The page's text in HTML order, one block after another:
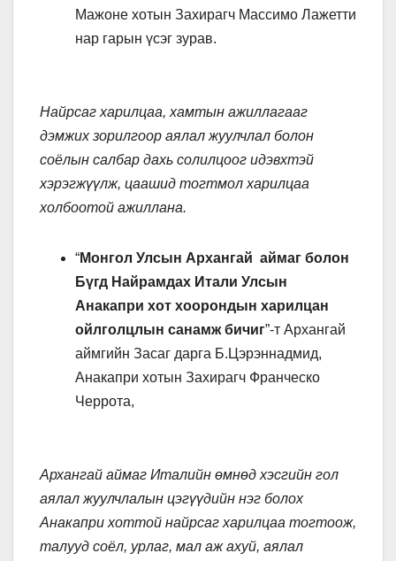
Мажоне хотын Захирагч Массимо Лажетти
нар гарын үсэг зурав.
Найрсаг харилцаа, хамтын ажиллагааг
дэмжих зорилгоор аялал жуулчлал болон
соёлын салбар дахь солилцоог идэвхтэй
хэрэгжүүлж, цаашид тогтмол харилцаа
холбоотой ажиллана.
“Монгол Улсын Архангай аймаг болон
Бүгд Найрамдах Итали Улсын
Анакапри хот хоорондын харилцан
ойлголцлын санамж бичиг”-т Архангай
аймгийн Засаг дарга Б.Цэрэннадмид,
Анакапри хотын Захирагч Франческо
Черрота,
Архангай аймаг Италийн өмнөд хэсгийн гол
аялал жуулчлалын цэгүүдийн нэг болох
Анакапри хоттой найрсаг харилцаа тогтоож,
талууд соёл, урлаг, мал аж ахуй, аялал